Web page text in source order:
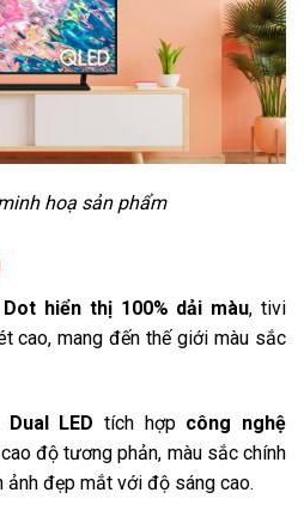
bằng tiếng Việt
& ánh sáng
hoạ sản phẩm
hiển thị 100% dải màu, tivi
cao, mang đến thế giới màu sắc
LED tích hợp công nghệ
độ tương phản, màu sắc chính
ảnh đẹp mắt với độ sáng cao.